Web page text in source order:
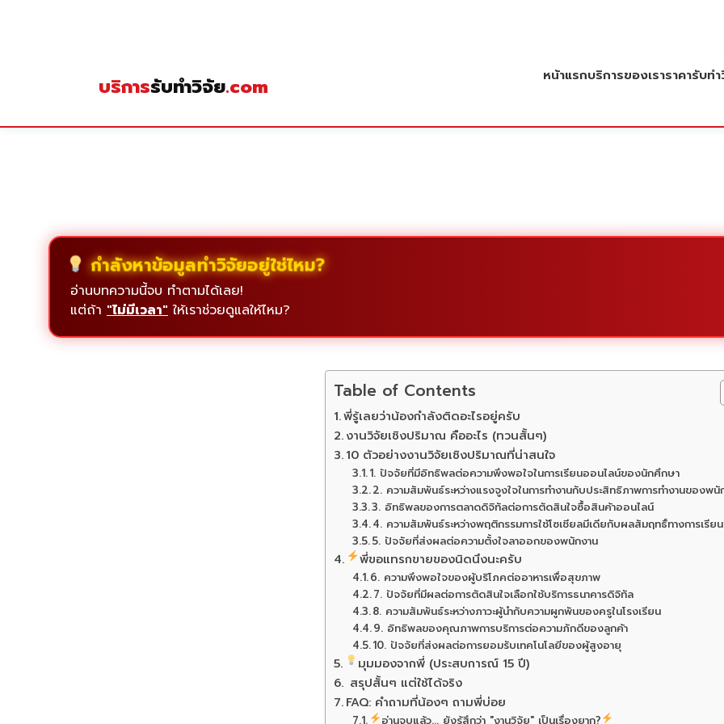
บริการรับทำวิจัย.com หน้าแรกบริการของเราราคารับท
กำลังหาข้อมูลทำวิจัยอยู่ใช่ไหม?
อ่านบทความนี้จบ ทำตามได้เลย!
แต่ถ้า "ไม่มีเวลา" ให้เราช่วยดูแลให้ไหม?
Table of Contents
พี่รู้เลยว่าน้องกำลังติดอะไรอยู่ครับ
งานวิจัยเชิงปริมาณ คืออะไร (ทวนสั้นๆ)
10 ตัวอย่างงานวิจัยเชิงปริมาณที่น่าสนใจ
1. ปัจจัยที่มีอิทธิพลต่อความพึงพอใจในการเรียนออนไลน์ของนักศึกษา
2. ความสัมพันธ์ระหว่างแรงจูงใจในการทำงานกับประสิทธิภาพการทำงานของพนั
3. อิทธิพลของการตลาดดิจิทัลต่อการตัดสินใจซื้อสินค้าออนไลน์
4. ความสัมพันธ์ระหว่างพฤติกรรมการใช้โซเชียลมีเดียกับผลสัมฤทธิ์ทางการเรียน
5. ปัจจัยที่ส่งผลต่อความตั้งใจลาออกของพนักงาน
พี่ขอแทรกขายของนิดนึงนะครับ
6. ความพึงพอใจของผู้บริโภคต่ออาหารเพื่อสุขภาพ
7. ปัจจัยที่มีผลต่อการตัดสินใจเลือกใช้บริการธนาคารดิจิทัล
8. ความสัมพันธ์ระหว่างภาวะผู้นำกับความผูกพันของครูในโรงเรียน
9. อิทธิพลของคุณภาพการบริการต่อความภักดีของลูกค้า
10. ปัจจัยที่ส่งผลต่อการยอมรับเทคโนโลยีของผู้สูงอายุ
มุมมองจากพี่ (ประสบการณ์ 15 ปี)
สรุปสั้นๆ แต่ใช้ได้จริง
FAQ: คำถามที่น้องๆ ถามพี่บ่อย
อ่านจบแล้ว... ยังรู้สึกว่า "งานวิจัย" เป็นเรื่องยาก?